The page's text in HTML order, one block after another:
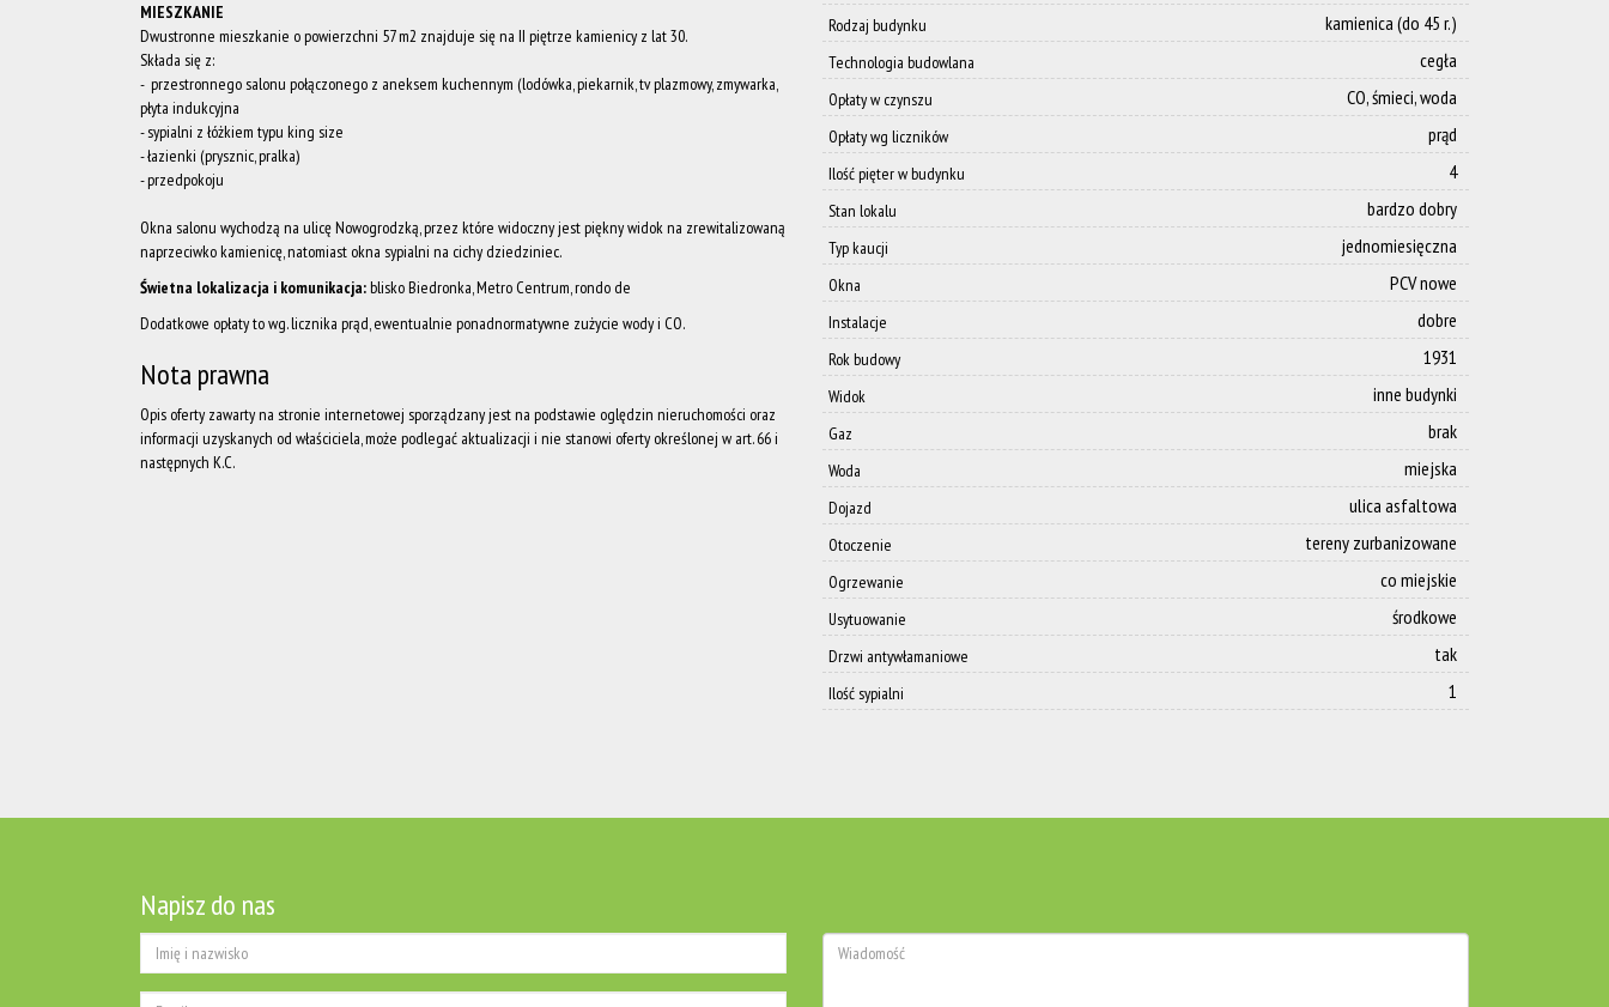
MIESZKANIE
Dwustronne mieszkanie o powierzchni 57 m2 znajduje się na II piętrze kamienicy z lat 30.
Składa się z:
- przestronnego salonu połączonego z aneksem kuchennym (lodówka, piekarnik, tv plazmowy, zmywarka,
płyta indukcyjna
- sypialni z łóżkiem typu king size
- łazienki (prysznic, pralka)
- przedpokoju
Okna salonu wychodzą na ulicę Nowogrodzką, przez które widoczny jest piękny widok na zrewitalizowaną
naprzeciwko kamienicę, natomiast okna sypialni na cichy dziedziniec.
Świetna lokalizacja i komunikacja:blisko Biedronka, Metro Centrum, rondo de
Dodatkowe opłaty to wg. licznika prąd, ewentualnie ponadnormatywne zużycie wody i CO.
Nota prawna
Opis oferty zawarty na stronie internetowej sporządzany jest na podstawie oględzin nieruchomości oraz
informacji uzyskanych od właściciela, może podlegać aktualizacji i nie stanowi oferty określonej w art. 66 i
następnych K.C.
Rodzaj budynku kamienica (do 45 r.)
Technologia budowlana cegła
Opłaty w czynszu CO, śmieci, woda
Opłaty wg liczników prąd
Ilość pięter w budynku 4
Stan lokalu bardzo dobry
Typ kaucji jednomiesięczna
Okna PCV nowe
Instalacje dobre
Rok budowy 1931
Widok inne budynki
Gaz brak
Woda miejska
Dojazd ulica asfaltowa
Otoczenie tereny zurbanizowane
Ogrzewanie co miejskie
Usytuowanie środkowe
Drzwi antywłamaniowe tak
Ilość sypialni 1
Napisz do nas